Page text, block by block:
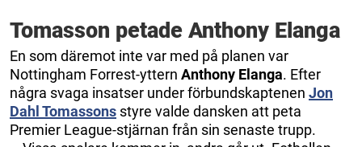
Tomasson petade Anthony Elanga
En som däremot inte var med på planen var
Nottingham Forrest-yttern Anthony Elanga. Efter
några svaga insatser under förbundskaptenen Jon
Dahl Tomassons styre valde dansken att peta
Premier League-stjärnan från sin senaste trupp.